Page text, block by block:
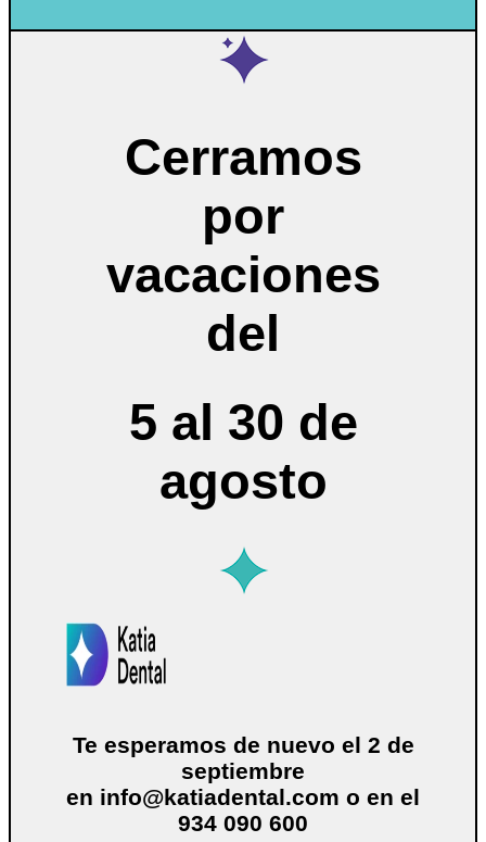
Cerramos
por
vacaciones
del
5 al 30 de
agosto
Te esperamos de nuevo el 2 de
septiembre
en info@katiadental.com o en el
934 090 600